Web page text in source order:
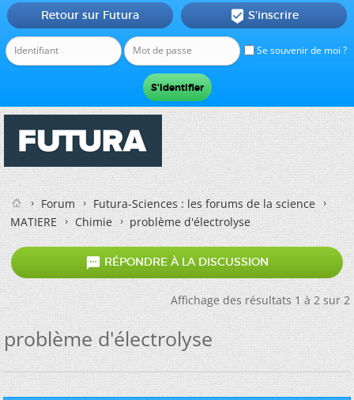
Se souvenir de moi ?
Retour sur Futura  S'inscrire
Forum
Futura-Sciences : les forums de la science
MATIERE
Chimie problème d'électrolyse
 RÉPONDRE À LA DISCUSSION
Affichage des résultats 1 à 2 sur 2
problème d'électrolyse